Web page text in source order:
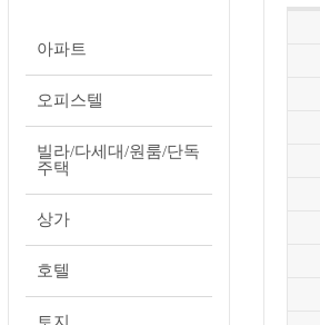
아파트
오피스텔
빌라/다세대/원룸/단독
주택
상가
호텔